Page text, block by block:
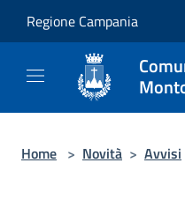
Regione Campania
Home > Novità > Avvisi